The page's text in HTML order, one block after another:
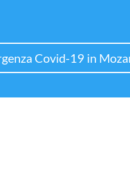
Covid-19 in